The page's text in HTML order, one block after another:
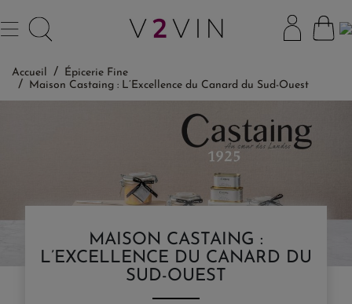
Accueil
Épicerie Fine
Maison Castaing : L’Excellence du Canard du Sud-Ouest
MAISON CASTAING :
L’EXCELLENCE DU CANARD DU
SUD-OUEST